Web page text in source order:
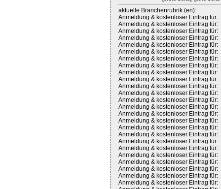
aktuelle Branchenrubrik (en):
Anmeldung & kostenloser Eintrag für:
Anmeldung & kostenloser Eintrag für:
Anmeldung & kostenloser Eintrag für:
Anmeldung & kostenloser Eintrag für:
Anmeldung & kostenloser Eintrag für:
Anmeldung & kostenloser Eintrag für:
Anmeldung & kostenloser Eintrag für:
Anmeldung & kostenloser Eintrag für:
Anmeldung & kostenloser Eintrag für:
Anmeldung & kostenloser Eintrag für:
Anmeldung & kostenloser Eintrag für:
Anmeldung & kostenloser Eintrag für:
Anmeldung & kostenloser Eintrag für:
Anmeldung & kostenloser Eintrag für:
Anmeldung & kostenloser Eintrag für:
Anmeldung & kostenloser Eintrag für:
Anmeldung & kostenloser Eintrag für:
Anmeldung & kostenloser Eintrag für:
Anmeldung & kostenloser Eintrag für:
Anmeldung & kostenloser Eintrag für:
Anmeldung & kostenloser Eintrag für:
Anmeldung & kostenloser Eintrag für:
Anmeldung & kostenloser Eintrag für:
Anmeldung & kostenloser Eintrag für:
Anmeldung & kostenloser Eintrag für: